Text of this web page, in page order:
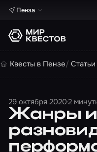
Пенза
Квесты в Пензе
29 октября 20202
Жанры и